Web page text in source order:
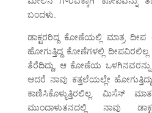
ಬಂದಳು.
ಡಾಕ್ಟರರಿದ್ದ ಕೋಣೆಯಲ್ಲಿ ಮಾತ್ರ ದೀಪ
ಹೋಗುತ್ತಿದ್ದ ಕೋಣೆಗಳಲ್ಲಿ
ತೆರೆದಿದ್ದು, ಆ ಕೋಣೆಯ ಒಳಗಿನವರನ್ನು
ಆದರೆ ನಾವು ಕತ್ತಲೆಯಲ್ಲೇ
ಕಾಣಿಸಿಕೊಳ್ಳುತ್ತಿರಲಿಲ್ಲ. ಮಿಸೆಸ್
ಮುಂದಾಳುತನದಲ್ಲಿ ನಾವು